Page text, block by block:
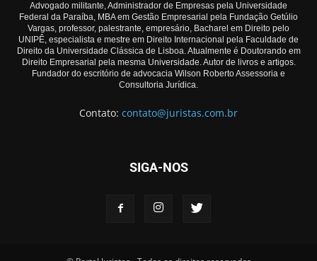
Advogado militante, Administrador de Empresas pela Universidade
Federal da Paraíba, MBA em Gestão Empresarial pela Fundação Getúlio
Vargas, professor, palestrante, empresário, Bacharel em Direito pelo
UNIPÊ, especialista e mestre em Direito Internacional pela Faculdade de
Direito da Universidade Clássica de Lisboa. Atualmente é Doutorando em
Direito Empresarial pela mesma Universidade. Autor de livros e artigos.
Fundador do escritório de advocacia Wilson Roberto Assessoria e
Consultoria Jurídica.
Contato: contato@juristas.com.br
SIGA-NOS